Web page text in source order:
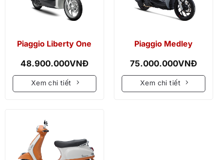
Piaggio Liberty One
48.900.000VNĐ
Xem chi tiết
Piaggio Medley
75.000.000VNĐ
Xem chi tiết